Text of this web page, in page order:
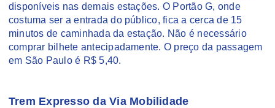
disponíveis nas demais estações. O Portão G, onde
costuma ser a entrada do público, fica a cerca de 15
minutos de caminhada da estação. Não é necessário
comprar bilhete antecipadamente. O preço da passagem
em São Paulo é R$ 5,40.
Trem Expresso da Via Mobilidade